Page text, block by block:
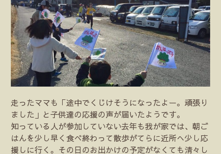
走ったママも「途中でくじけそうになったよー。頑張り
ました」と子供達の応援の声が届いたようです。
知っている人が参加していない去年も我が家では、朝ご
はんを少し早く食べ終わって散歩がてらに近所へ少し応
援しに行く。その日のお出かけの予定がなくても清々し